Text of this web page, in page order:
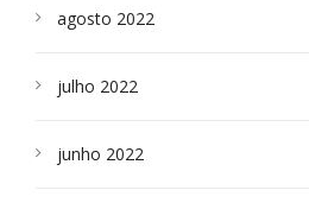
agosto 2022
julho 2022
junho 2022